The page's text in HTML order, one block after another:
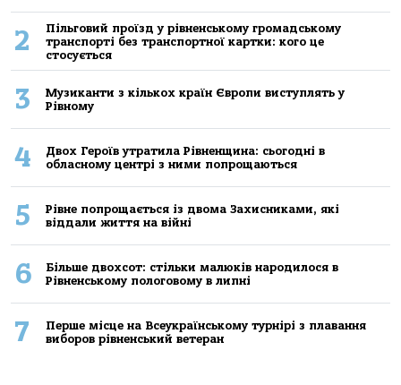
2
Пільговий проїзд у рівненському громадському
транспорті без транспортної картки: кого це
стосується
3
Музиканти з кількох країн Європи виступлять у
Рівному
4
Двох Героїв утратила Рівненщина: сьогодні в
обласному центрі з ними попрощаються
5
Рівне попрощається із двома Захисниками, які
віддали життя на війні
6
Більше двохсот: стільки малюків народилося в
Рівненському пологовому в липні
7
Перше місце на Всеукраїнському турнірі з плавання
виборов рівненський ветеран